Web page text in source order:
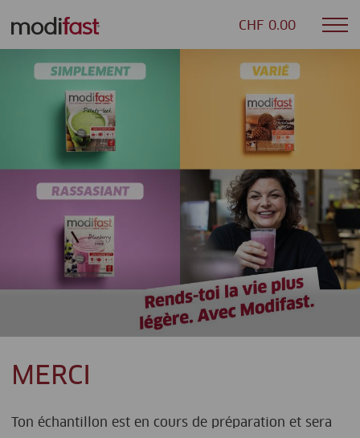
Modifast
CHF 0.00
MERCI
Ton échantillon est en cours de préparation et sera